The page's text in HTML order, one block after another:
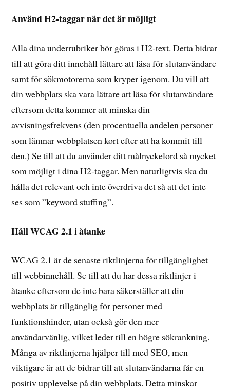
Använd H2-taggar när det är möjligt
Alla dina underrubriker bör göras i H2-text. Detta bidrar
till att göra ditt innehåll lättare att läsa för slutanvändare
samt för sökmotorerna som kryper igenom. Du vill att
din webbplats ska vara lättare att läsa för slutanvändare
eftersom detta kommer att minska din
avvisningsfrekvens (den procentuella andelen personer
som lämnar webbplatsen kort efter att ha kommit till
den.) Se till att du använder ditt målnyckelord så mycket
som möjligt i dina H2-taggar. Men naturligtvis ska du
hålla det relevant och inte överdriva det så att det inte
ses som ”keyword stuffing”.
Håll WCAG 2.1 i åtanke
WCAG 2.1 är de senaste riktlinjerna för tillgänglighet
till webbinnehåll. Se till att du har dessa riktlinjer i
åtanke eftersom de inte bara säkerställer att din
webbplats är tillgänglig för personer med
funktionshinder, utan också gör den mer
användarvänlig, vilket leder till en högre sökrankning.
Många av riktlinjerna hjälper till med SEO, men
viktigare är att de bidrar till att slutanvändarna får en
positiv upplevelse på din webbplats. Detta minskar